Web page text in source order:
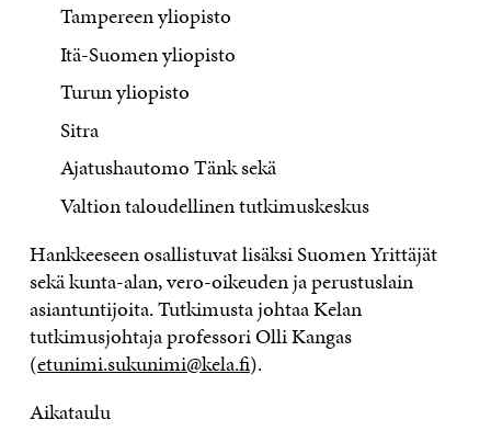
Tampereen yliopisto
Itä-Suomen yliopisto
Turun yliopisto
Sitra
Ajatushautomo Tänk sekä
Valtion taloudellinen tutkimuskeskus
Hankkeeseen osallistuvat lisäksi Suomen Yrittäjät
sekä kunta-alan, vero-oikeuden ja perustuslain
asiantuntijoita. Tutkimusta johtaa Kelan
tutkimusjohtaja professori Olli Kangas
(etunimi.sukunimi@kela.fi).
Aikataulu